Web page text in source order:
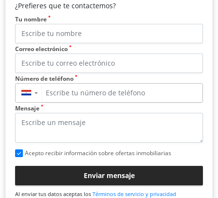
¿Prefieres que te contactemos?
Tu nombre *
Correo electrónico *
Número de teléfono *
▼
Mensaje *
Acepto recibir información sobre ofertas inmobiliarias
Enviar mensaje
Al enviar tus datos aceptas los Términos de servicio y privacidad